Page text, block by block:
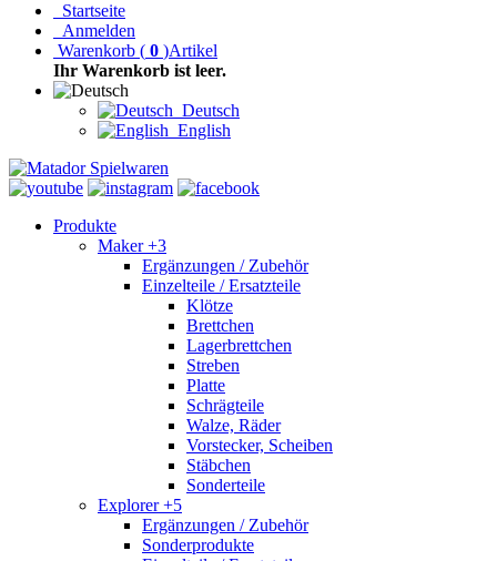
Startseite
Anmelden
Warenkorb ( 0 )Artikel
Ihr Warenkorb ist leer.
Deutsch
English
Produkte
Maker +3
Ergänzungen / Zubehör
Einzelteile / Ersatzteile
Klötze
Brettchen
Lagerbrettchen
Streben
Platte
Schrägteile
Walze, Räder
Vorstecker, Scheiben
Stäbchen
Sonderteile
Explorer +5
Ergänzungen / Zubehör
Sonderprodukte